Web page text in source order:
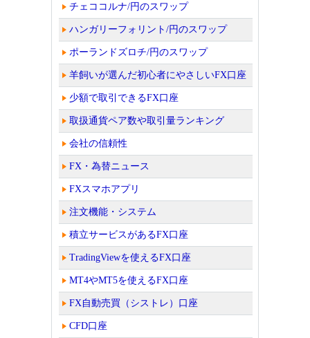
チェココルナ/円のスワップ
ハンガリーフォリント/円のスワップ
ポーランドズロチ/円のスワップ
羊飼いが選んだ初心者にやさしいFX口座
少額で取引できるFX口座
取扱通貨ペア数や取引量ランキング
会社の信頼性
FX・為替ニュース
FXスマホアプリ
注文機能・システム
積立サービスがあるFX口座
TradingViewを使えるFX口座
MT4やMT5を使えるFX口座
FX自動売買（シストレ）口座
CFD口座